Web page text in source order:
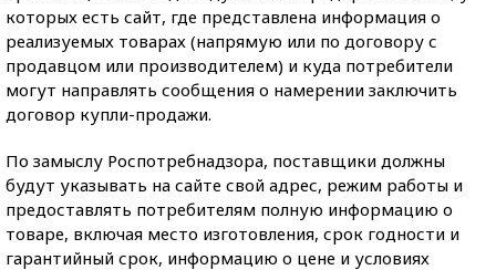
которых есть сайт, где представлена информация о
реализуемых товарах (напрямую или по договору с
продавцом или производителем) и куда потребители
могут направлять сообщения о намерении заключить
договор купли-продажи.
По замыслу Роспотребнадзора, поставщики должны
будут указывать на сайте свой адрес, режим работы и
предоставлять потребителям полную информацию о
товаре, включая место изготовления, срок годности и
гарантийный срок, информацию о цене и условиях